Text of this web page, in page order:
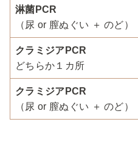
淋菌PCR
（尿 or 膣ぬぐい ＋ のど）
クラミジアPCR
どちらか１カ所
クラミジアPCR
（尿 or 膣ぬぐい ＋ のど）